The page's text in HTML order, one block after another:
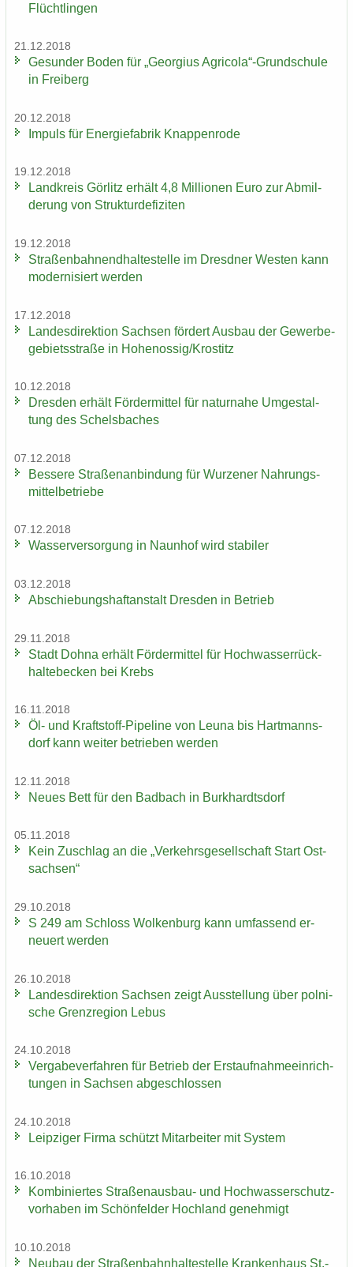
Flücht­lin­gen
21.12.2018
Ge­sun­der Boden für „Ge­or­gi­us Agri­co­la“-​Grundschule
in Frei­berg
20.12.2018
Im­puls für En­er­gie­fa­brik Knap­pen­ro­de
19.12.2018
Land­kreis Gör­litz er­hält 4,8 Mil­lio­nen Euro zur Ab­mil­
de­rung von Struk­tur­de­fi­zi­ten
19.12.2018
Stra­ßen­bah­nend­hal­te­stel­le im Dresd­ner Wes­ten kann
mo­der­ni­siert wer­den
17.12.2018
Lan­des­di­rek­ti­on Sach­sen för­dert Aus­bau der Ge­wer­be­
ge­biets­stra­ße in Ho­he­nos­sig/Krostitz
10.12.2018
Dres­den er­hält För­der­mit­tel für na­tur­na­he Um­ge­stal­
tung des Schels­ba­ches
07.12.2018
Bes­se­re Stra­ßen­an­bin­dung für Wur­ze­ner Nah­rungs­
mit­tel­be­trie­be
07.12.2018
Was­ser­ver­sor­gung in Naun­hof wird sta­bi­ler
03.12.2018
Ab­schie­bungs­haft­an­stalt Dres­den in Be­trieb
29.11.2018
Stadt Dohna er­hält För­der­mit­tel für Hoch­was­ser­rück­
hal­te­be­cken bei Krebs
16.11.2018
Öl- und Kraftstoff-​Pipeline von Leuna bis Hart­manns­
dorf kann wei­ter be­trie­ben wer­den
12.11.2018
Neues Bett für den Bad­bach in Burk­hardts­dorf
05.11.2018
Kein Zu­schlag an die „Ver­kehrs­ge­sell­schaft Start Ost­
sach­sen“
29.10.2018
S 249 am Schloss Wol­ken­burg kann um­fas­send er­
neu­ert wer­den
26.10.2018
Lan­des­di­rek­ti­on Sach­sen zeigt Aus­stel­lung über pol­ni­
sche Grenz­re­gi­on Lebus
24.10.2018
Ver­ga­be­ver­fah­ren für Be­trieb der Erst­auf­nah­me­ein­rich­
tun­gen in Sach­sen ab­ge­schlos­sen
24.10.2018
Leip­zi­ger Firma schützt Mit­ar­bei­ter mit Sys­tem
16.10.2018
Kom­bi­nier­tes Straßenausbau-​ und Hoch­was­ser­schutz­
vor­ha­ben im Schön­fel­der Hoch­land ge­neh­migt
10.10.2018
Neu­bau der Stra­ßen­bahn­hal­te­stel­le Kran­ken­haus St.-​